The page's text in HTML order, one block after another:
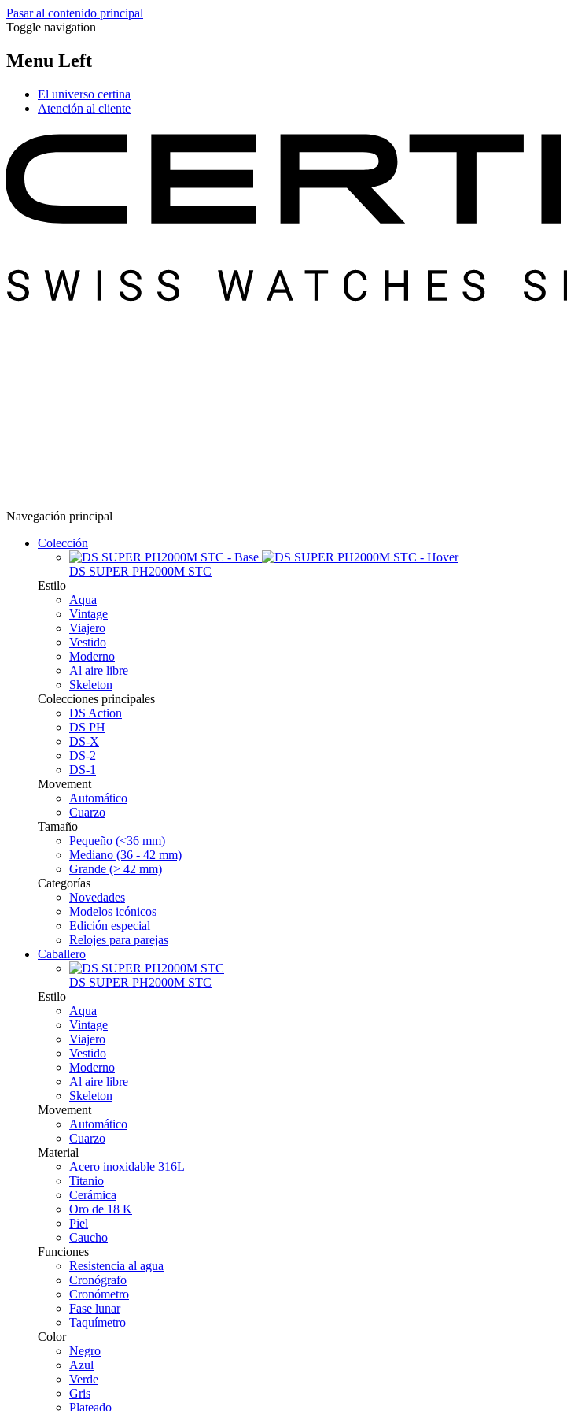
Pasar al contenido principal
Toggle navigation
Menu Left
El universo certina
Atención al cliente
Navegación principal
Colección
DS SUPER PH2000M STC
Estilo
Aqua
Vintage
Viajero
Vestido
Moderno
Al aire libre
Skeleton
Colecciones principales
DS Action
DS PH
DS-X
DS-2
DS-1
Movement
Automático
Cuarzo
Tamaño
Pequeño (<36 mm)
Mediano (36 - 42 mm)
Grande (> 42 mm)
Categorías
Novedades
Modelos icónicos
Edición especial
Relojes para parejas
Caballero
DS SUPER PH2000M STC
Estilo
Aqua
Vintage
Viajero
Vestido
Moderno
Al aire libre
Skeleton
Movement
Automático
Cuarzo
Material
Acero inoxidable 316L
Titanio
Cerámica
Oro de 18 K
Piel
Caucho
Funciones
Resistencia al agua
Cronógrafo
Cronómetro
Fase lunar
Taquímetro
Color
Negro
Azul
Verde
Gris
Plateado